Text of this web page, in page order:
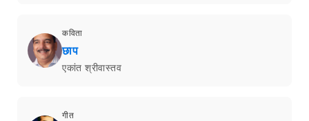
कविता
छाप
एकांत श्रीवास्तव
गीत